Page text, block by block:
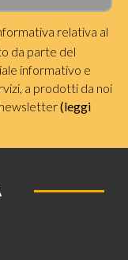
relativa al
da parte del
informativo e
a prodotti da noi
(leggi